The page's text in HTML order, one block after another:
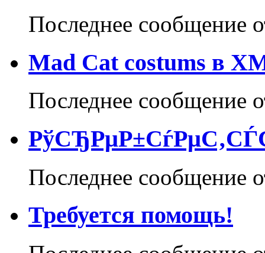
Последнее сообщение
Mad Cat costums в
Последнее сообщение
Последнее сообщение
Требуется помощь!